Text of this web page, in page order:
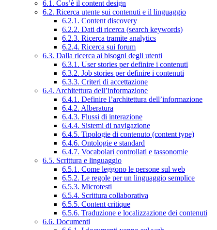
6.1. Cos’è il content design
6.2. Ricerca utente sui contenuti e il linguaggio
6.2.1. Content discovery
6.2.2. Dati di ricerca (search keywords)
6.2.3. Ricerca tramite analytics
6.2.4. Ricerca sui forum
6.3. Dalla ricerca ai bisogni degli utenti
6.3.1. User stories per definire i contenuti
6.3.2. Job stories per definire i contenuti
6.3.3. Criteri di accettazione
6.4. Architettura dell’informazione
6.4.1. Definire l’architettura dell’informazione
6.4.2. Alberatura
6.4.3. Flussi di interazione
6.4.4. Sistemi di navigazione
6.4.5. Tipologie di contenuto (content type)
6.4.6. Ontologie e standard
6.4.7. Vocabolari controllati e tassonomie
6.5. Scrittura e linguaggio
6.5.1. Come leggono le persone sul web
6.5.2. Le regole per un linguaggio semplice
6.5.3. Microtesti
6.5.4. Scrittura collaborativa
6.5.5. Content critique
6.5.6. Traduzione e localizzazione dei contenuti
6.6. Documenti